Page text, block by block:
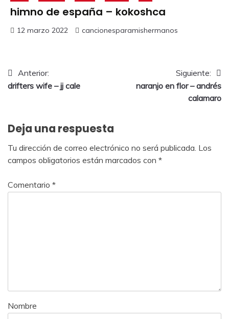
himno de españa – kokoshca
12 marzo 2022 cancionesparamishermanos
Anterior:
drifters wife – jj cale
Siguiente:
naranjo en flor – andrés
calamaro
Deja una respuesta
Tu dirección de correo electrónico no será publicada. Los
campos obligatorios están marcados con *
Comentario *
Nombre